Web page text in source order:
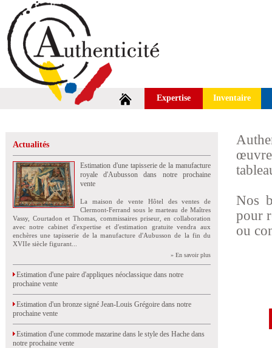
Expertise Inventaire
Actualités
Estimation d'une tapisserie de la manufacture
royale d'Aubusson dans notre prochaine
vente
La maison de vente Hôtel des ventes de
Clermont-Ferrand sous le marteau de Maîtres
Vassy, Courtadon et Thomas, commissaires priseur, en collaboration
avec notre cabinet d'expertise et d'estimation gratuite vendra aux
enchères une tapisserie de la manufacture d'Aubusson de la fin du
XVIIe siècle figurant...
» En savoir plus
Estimation d'une paire d'appliques néoclassique dans notre
prochaine vente
Estimation d'un bronze signé Jean-Louis Grégoire dans notre
prochaine vente
Estimation d'une commode mazarine dans le style des Hache dans
notre prochaine vente
Nos
pour
ou